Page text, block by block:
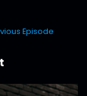
Episode